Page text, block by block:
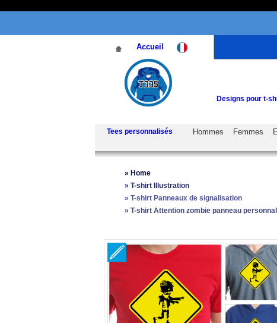
Accueil
Designs pour t-
Tees personnalisés Hommes Femmes
» Home
» T-shirt Illustration
» T-shirt Panneaux de signalisation
» T-shirt Attention zombie panneau